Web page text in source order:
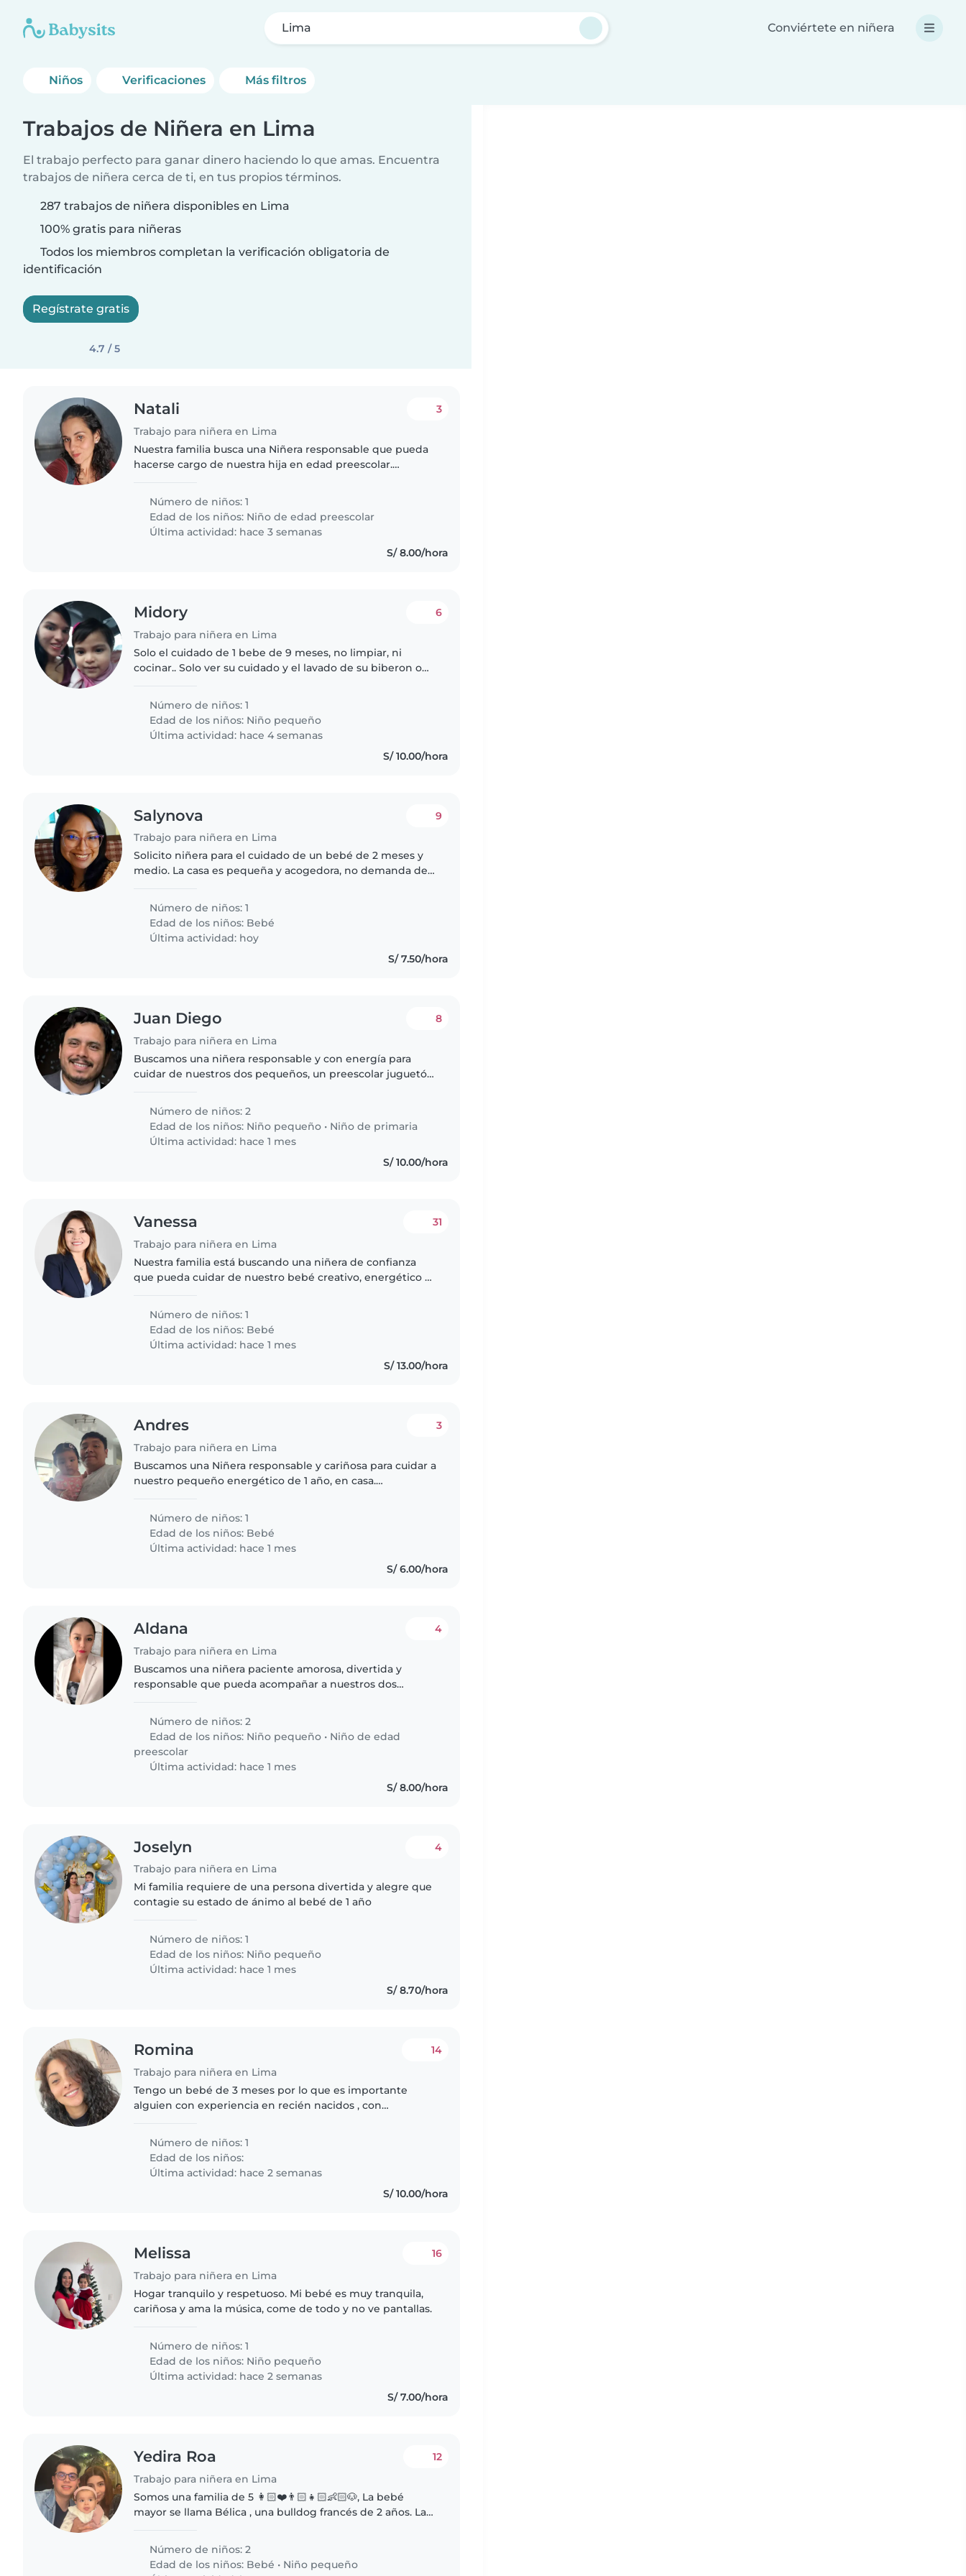
Lima Conviértete en niñera
Niños Verificaciones Más filtros
Trabajos de Niñera en Lima
El trabajo perfecto para ganar dinero haciendo lo que amas. Encuentra
trabajos de niñera cerca de ti, en tus propios términos.
287 trabajos de niñera disponibles en Lima
100% gratis para niñeras
Todos los miembros completan la verificación obligatoria de
identificación
Regístrate gratis
4.7 / 5
Natali
Trabajo para niñera en Lima
3
Nuestra familia busca una Niñera responsable que pueda
hacerse cargo de nuestra hija en edad preescolar.
del hogar. Alguien que..
Número de niños: 1
Edad de los niños: Niño de edad preescolar
Última actividad: hace 3 semanas
S/ 8.00/hora
Midory
Trabajo para niñera en Lima
6
Solo el cuidado de 1 bebe de 9 meses, no limpiar, ni
cocinar.. Solo ver su cuidado y el lavado de su biberon o
Número de niños: 1
Edad de los niños: Niño pequeño
Última actividad: hace 4 semanas
S/ 10.00/hora
Salynova
Trabajo para niñera en Lima
9
Solicito niñera para el cuidado de un bebé de 2 meses y
medio. La casa es pequeña y acogedora, no demanda de
Número de niños: 1
Edad de los niños: Bebé
Última actividad: hoy
S/ 7.50/hora
Juan Diego
Trabajo para niñera en Lima
8
Buscamos una niñera responsable y con energía para
cuidar de nuestros dos pequeños, un preescolar juguetón
paciencia son..
Número de niños: 2
Edad de los niños: Niño pequeño • Niño de primaria
Última actividad: hace 1 mes
S/ 10.00/hora
Vanessa
Trabajo para niñera en Lima
31
Nuestra familia está buscando una niñera de confianza
que pueda cuidar de nuestro bebé creativo, energético e
cocinando y que..
Número de niños: 1
Edad de los niños: Bebé
Última actividad: hace 1 mes
S/ 13.00/hora
Andres
Trabajo para niñera en Lima
3
Buscamos una Niñera responsable y cariñosa para cuidar a
nuestro pequeño energético de 1 año, en casa.
juguetones y curiosos, cómodo..
Número de niños: 1
Edad de los niños: Bebé
Última actividad: hace 1 mes
S/ 6.00/hora
Aldana
Trabajo para niñera en Lima
4
Buscamos una niñera paciente amorosa, divertida y
responsable que pueda acompañar a nuestros dos
Número de niños: 2
Edad de los niños: Niño pequeño • Niño de edad
preescolar
Última actividad: hace 1 mes
S/ 8.00/hora
Joselyn
Trabajo para niñera en Lima
4
Mi familia requiere de una persona divertida y alegre que
contagie su estado de ánimo al bebé de 1 año
Número de niños: 1
Edad de los niños: Niño pequeño
Última actividad: hace 1 mes
S/ 8.70/hora
Romina
Trabajo para niñera en Lima
14
Tengo un bebé de 3 meses por lo que es importante
alguien con experiencia en recién nacidos , con
Número de niños: 1
Edad de los niños:
Última actividad: hace 2 semanas
S/ 10.00/hora
Melissa
Trabajo para niñera en Lima
16
Hogar tranquilo y respetuoso. Mi bebé es muy tranquila,
cariñosa y ama la música, come de todo y no ve pantallas.
Número de niños: 1
Edad de los niños: Niño pequeño
Última actividad: hace 2 semanas
S/ 7.00/hora
Yedira Roa
Trabajo para niñera en Lima
12
Somos una familia de 5 👩🏻❤️👨🏻👧🏻👶🏻🐶, La bebé
mayor se llama Bélica , una bulldog francés de 2 años. La
alegre y curiosa. Su serie favorita..
Número de niños: 2
Edad de los niños: Bebé • Niño pequeño